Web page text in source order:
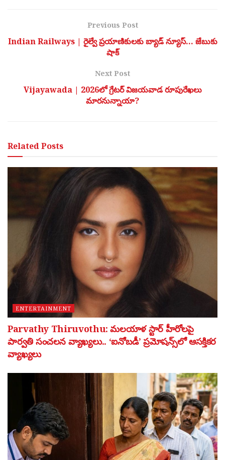
Previous Post
Indian Railways | రైల్వే ప్రయాణికులకు బ్యాడ్ న్యూస్… జేబుకు
షాక్
Next Post
Vijayawada | 2026లో గ్రేటర్ విజయవాడ రూపురేఖలు
మారనున్నాయా?
RelatedPosts
ENTERTAINMENT
Parvathy Thiruvothu: మలయాళ స్టార్ హీరోలపై
పార్వతి సంచలన వ్యాఖ్యలు.. ‘ఐనోబడీ’ ప్రమోషన్స్‌లో ఆసక్తికర
వ్యాఖ్యలు